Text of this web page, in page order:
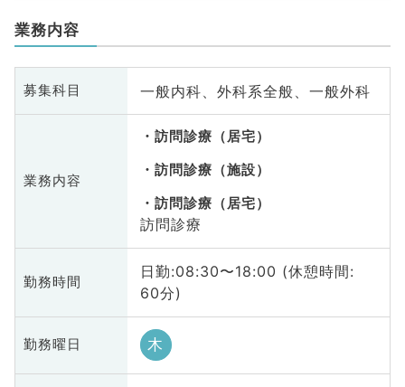
業務内容
募集科目 一般内科、外科系全般、一般外科
業務内容
訪問診療（居宅）
訪問診療（施設）
訪問診療（居宅）
訪問診療
勤務時間
日勤:08:30〜18:00 (休憩時間:
60分)
勤務曜日 木